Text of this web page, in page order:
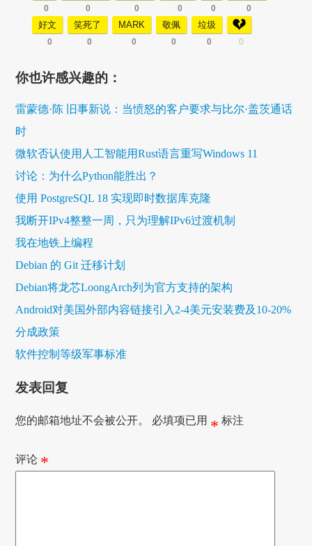
0 0 0 0 0 0
好文
0
笑死了
0
MARK
0
敬佩
0
垃圾
0 0
你也许感兴趣的：
雷蒙德·陈 旧事新说：当愤怒的客户要求与比尔·盖茨通话
时
微软否认使用人工智能用Rust语言重写Windows 11
讨论：为什么Python能胜出？
使用 PostgreSQL 18 实现即时数据库克隆
我断开IPv4整整一周，只为理解IPv6过渡机制
我在地铁上编程
Debian 的 Git 迁移计划
Debian将龙芯LoongArch列为官方支持的架构
Android对美国外部内容链接引入2-4美元安装费及10-20%
分成政策
软件控制等级军事标准
发表回复
您的邮箱地址不会被公开。 必填项已用 * 标注
评论 *